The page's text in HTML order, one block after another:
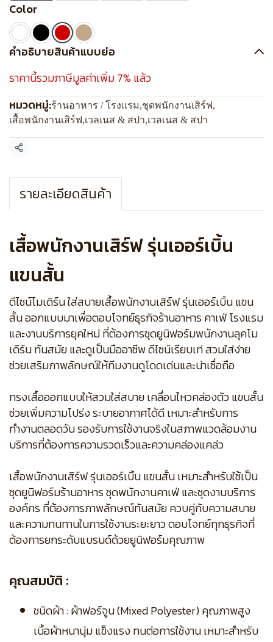
Color
คำอธิบายสินค้าแบบย่อ
ราคานี้รวมภาษีมูลค่าเพิ่ม 7% แล้ว
หมวดหมู่:ร้านอาหาร / โรงแรม,ชุดพนักงานเสิร์ฟ,
เสื้อพนักงานเสิร์ฟ,เวลเนส & สปา,เวลเนส & สปา
แชร์
รายละเอียดสินค้า
เสื้อพนักงานเสิร์ฟ รุ่นเออร์เบิ้น
แขนสั้น
ดีไซน์โมเดิร์น ใส่สบายเสื้อพนักงานเสิร์ฟ รุ่นเออร์เบิ้น แขน
สั้น ออกแบบมาเพื่อตอบโจทย์ธุรกิจร้านอาหาร คาเฟ่ โรงแรม
และงานบริการยุคใหม่ ที่ต้องการชุดยูนิฟอร์มพนักงานลุคโม
เดิร์น ทันสมัย และดูเป็นมืออาชีพ ดีไซน์เรียบเท่ สวมใส่ง่าย
ช่วยเสริมภาพลักษณ์ให้ทีมงานดูโดดเด่นและน่าเชื่อถือ
ทรงเสื้อออกแบบให้สวมใส่สบาย เคลื่อนไหวคล่องตัว แขนสั้น
ช่วยเพิ่มความโปร่ง ระบายอากาศได้ดี เหมาะสำหรับการ
ทำงานตลอดวัน รองรับการใช้งานจริงในสภาพแวดล้อมงาน
บริการที่ต้องการความรวดเร็วและความคล่องแคล่ว
เสื้อพนักงานเสิร์ฟ รุ่นเออร์เบิ้น แขนสั้น เหมาะสำหรับใช้เป็น
ชุดยูนิฟอร์มร้านอาหาร ชุดพนักงานคาเฟ่ และชุดงานบริการ
องค์กร ที่ต้องการภาพลักษณ์ทันสมัย ควบคู่กับความสบาย
และความทนทานในการใช้งานระยะยาว ตอบโจทย์ทุกธุรกิจที่
ต้องการยกระดับแบรนด์ด้วยยูนิฟอร์มคุณภาพ
คุณสมบัติ :
ชนิดผ้า : ผ้าฟอร์จูน (Mixed Polyester) คุณภาพสูง
เนื้อผ้าหนานุ่ม แข็งแรง ทนต่อการใช้งาน เหมาะสำหรับ